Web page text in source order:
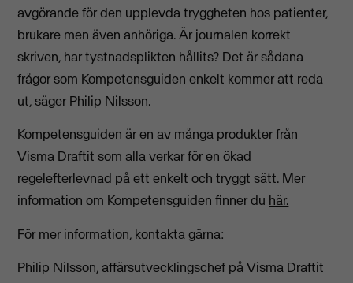
avgörande för den upplevda tryggheten hos patienter,
brukare men även anhöriga. Är journalen korrekt
skriven, har tystnadsplikten hållits? Det är sådana
frågor som Kompetensguiden enkelt kommer att reda
ut, säger Philip Nilsson.
Kompetensguiden är en av många produkter från
Visma Draftit som alla verkar för en ökad
regelefterlevnad på ett enkelt och tryggt sätt. Mer
information om Kompetensguiden finner du här.
För mer information, kontakta gärna:
Philip Nilsson, affärsutvecklingschef på Visma Draftit